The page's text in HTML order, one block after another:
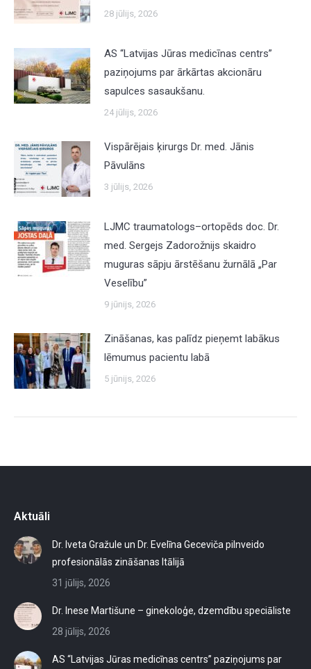
28 jūlijs, 2026
AS “Latvijas Jūras medicīnas centrs”
paziņojums par ārkārtas akcionāru
sapulces sasaukšanu.
24 jūlijs, 2026
Vispārējais ķirurgs Dr. med. Jānis
Pāvulāns
3 jūlijs, 2026
LJMC traumatologs–ortopēds doc. Dr.
med. Sergejs Zadorožnijs skaidro
muguras sāpju ārstēšanu žurnālā „Par
Veselību”
9 jūnijs, 2026
Zināšanas, kas palīdz pieņemt labākus
lēmumus pacientu labā
5 jūnijs, 2026
Aktuāli
Dr. Iveta Gražule un Dr. Evelīna Geceviča pilnveido
profesionālās zināšanas Itālijā
31 jūlijs, 2026
Dr. Inese Martišune – ginekoloģe, dzemdību speciāliste
28 jūlijs, 2026
AS “Latvijas Jūras medicīnas centrs” paziņojums par